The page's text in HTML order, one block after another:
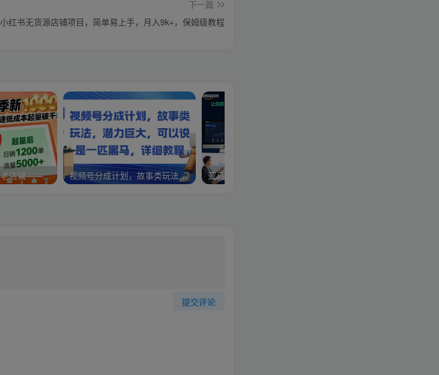
下一篇
小红书无货源店铺项目，简单易上手，月入9k+，保姆级教程
2025拼多多旺季新老店铺——快速低成本起量破千单 视频号分成计划，故事类玩法，潜力巨大，可以说是一匹黑马，详细教程
提交评论